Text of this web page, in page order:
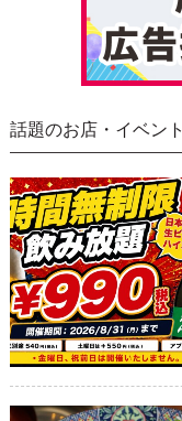
話題のお店・イベント